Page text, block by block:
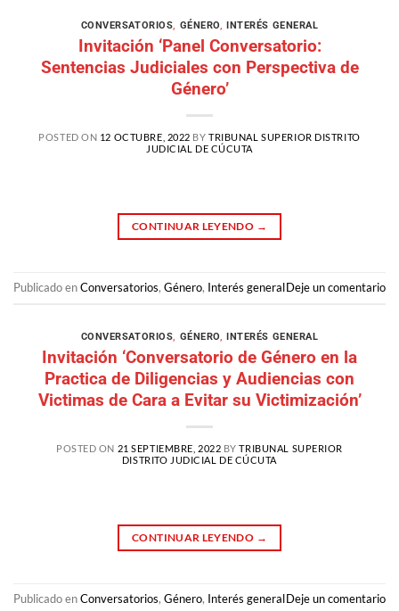
CONVERSATORIOS, GÉNERO, INTERÉS GENERAL
Invitación ‘Panel Conversatorio:
Sentencias Judiciales con Perspectiva de
Género’
POSTED ON 12 OCTUBRE, 2022 BYTRIBUNAL SUPERIOR DISTRITO
JUDICIAL DE CÚCUTA
CONTINUAR LEYENDO →
Publicado enConversatorios, Género, Interés generalDeje un comentario
CONVERSATORIOS, GÉNERO,INTERÉS GENERAL
Invitación ‘Conversatorio de Género en la
Practica de Diligencias y Audiencias con
Victimas de Cara a Evitar su Victimización’
POSTED ON 21 SEPTIEMBRE, 2022 BYTRIBUNAL SUPERIOR
DISTRITO JUDICIAL DE CÚCUTA
CONTINUAR LEYENDO →
Publicado enConversatorios, Género, Interés generalDeje un comentario